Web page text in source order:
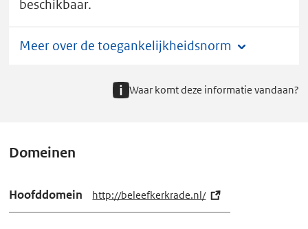
beschikbaar.
Meer over de toegankelijkheidsnorm
Waar komt deze informatie vandaan?
Domeinen
Hoofddomein http://beleefkerkrade.nl/ (e
x